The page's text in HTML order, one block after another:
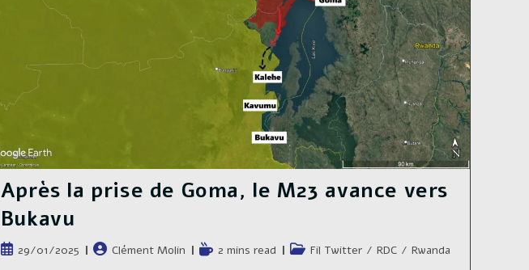
Après la prise de Goma, le M23 avance vers
Bukavu
Publication
29/01/2025
Auteur/autrice
Clément Molin
Temps2 mins read
PostFil Twitter / RDC / Rwanda